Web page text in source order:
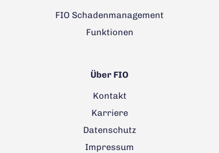
FIO Schadenmanagement
Funktionen
Über FIO
Kontakt
Karriere
Datenschutz
Impressum